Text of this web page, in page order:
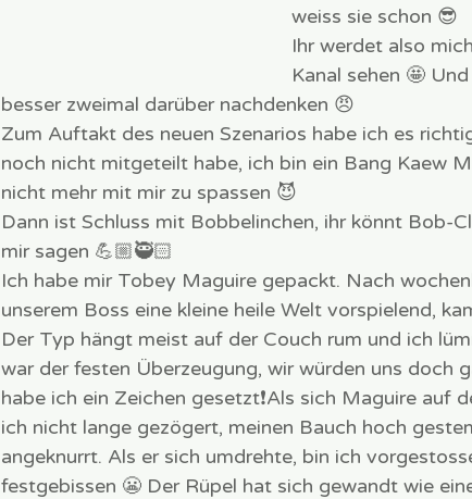
weiss sie schon 😎
Ihr werdet also
Kanal sehen 🤩
besser zweimal darüber nachdenken 😠
Zum Auftakt des neuen Szenarios habe ich es
noch nicht mitgeteilt habe, ich bin ein Bang Kaew
nicht mehr mit mir zu spassen 😈
Dann ist Schluss mit Bobbelinchen, ihr könnt Bob-
mir sagen 💪🏼🥷🏻
Ich habe mir Tobey Maguire gepackt. Nach
unserem Boss eine kleine heile Welt vorspielend,
Der Typ hängt meist auf der Couch rum und ich
war der festen Überzeugung, wir würden uns doch
habe ich ein Zeichen gesetzt❗️Als sich Maguire auf
ich nicht lange gezögert, meinen Bauch hoch
angeknurrt. Als er sich umdrehte, bin ich
festgebissen 😬 Der Rüpel hat sich gewandt wie